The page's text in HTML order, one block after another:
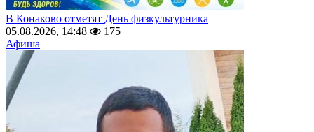
В Конаково отметят День физкультурника
05.08.2026, 14:48
175
Афиша